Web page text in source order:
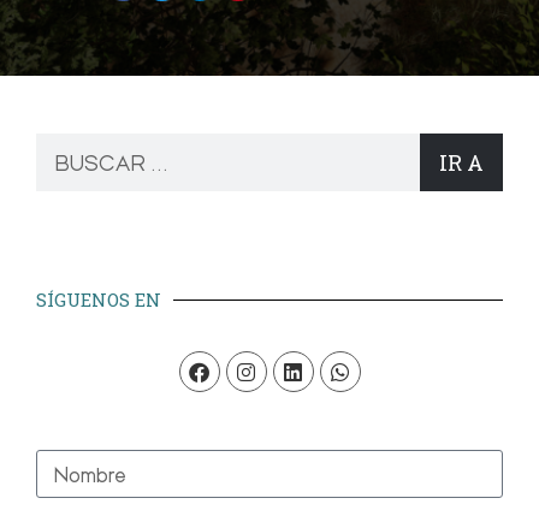
IR A
SÍGUENOS EN